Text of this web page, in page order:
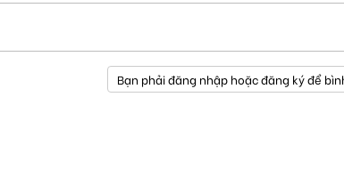
Bạn phải đăng nhập hoặc đăng ký để